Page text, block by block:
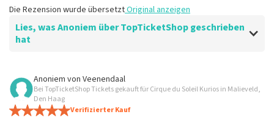
Die Rezension wurde übersetztOriginal anzeigen
Lies, was Anoniem über TopTicketShop geschrieben
hat
Bewertung von Anoniem über
Sehr teuer
Die Rezension wurde übersetzt
Anoniem von Veenendaal
Bei TopTicketShop Tickets gekauft für Cirque du Soleil Kurios in Malieveld,
Den Haag
Verifizierter Kauf